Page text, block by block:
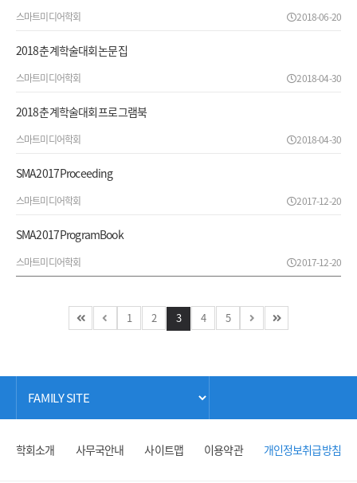
스마트미디어학회 2018-06-20
2018 춘계학술대회 논문집
스마트미디어학회 2018-04-30
2018 춘계학술대회 프로그램북
스마트미디어학회 2018-04-30
SMA2017 Proceeding
스마트미디어학회 2017-12-20
SMA2017 ProgramBook
스마트미디어학회 2017-12-20
1 2 3 4 5
학회소개 사무국안내 사이트맵 이용약관 개인정보취급방침